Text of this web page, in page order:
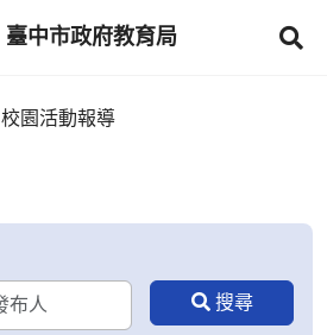
臺中市政府教育局
校園活動報導